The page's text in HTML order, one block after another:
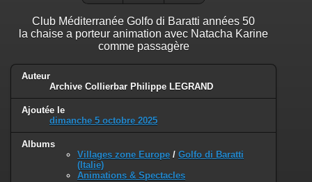
Club Méditerranée Golfo di Baratti années 50
la chaise a porteur animation avec Natacha Karine
comme passagère
Auteur
Archive Collierbar Philippe LEGRAND
Ajoutée le
dimanche 5 octobre 2025
Albums
Villages zone Europe / Golfo di Baratti
(Italie)
Animations & Spectacles